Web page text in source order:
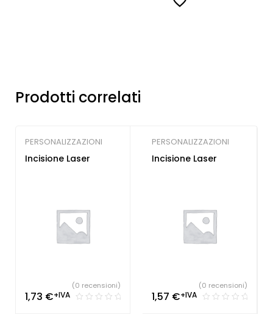
Prodotti correlati
PERSONALIZZAZIONI
Incisione Laser
1,73 €+IVA
(0 recensioni)
PERSONALIZZAZIONI
Incisione Laser
1,57 €+IVA
(0 recensioni)